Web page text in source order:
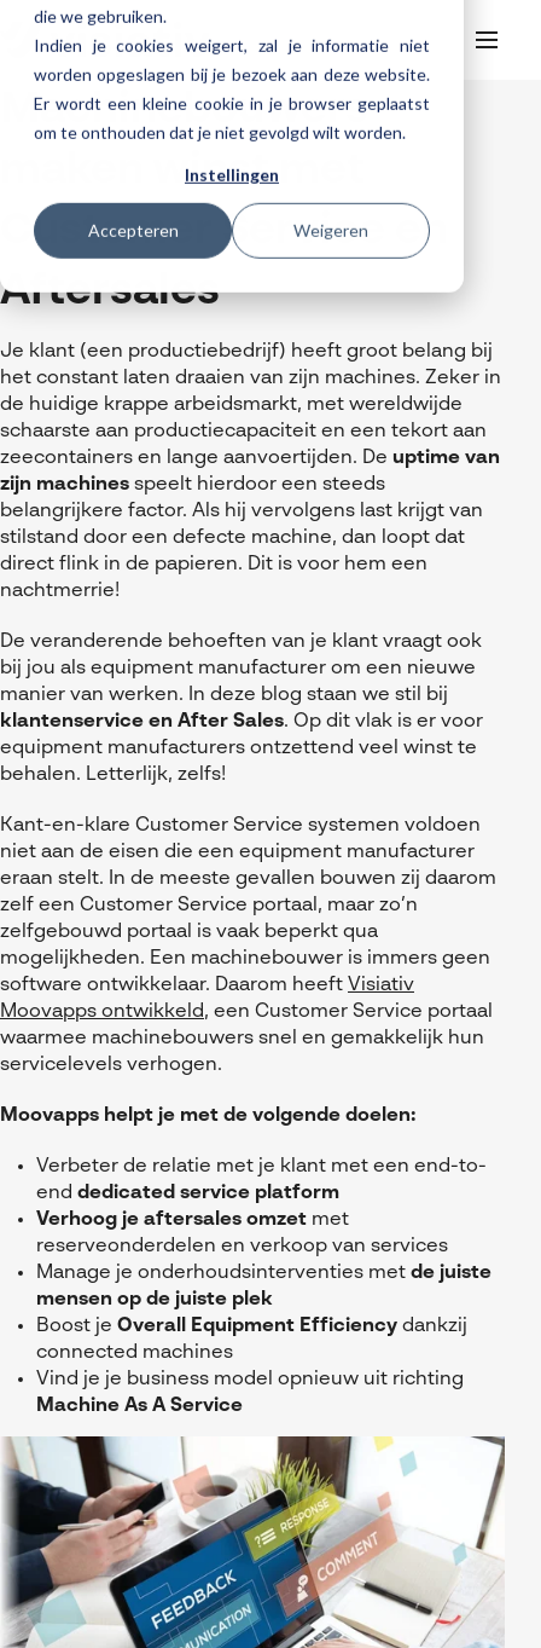
die we gebruiken.
Indien je cookies weigert, zal je informatie niet
worden opgeslagen bij je bezoek aan deze website.
Er wordt een kleine cookie in je browser geplaatst
om te onthouden dat je niet gevolgd wilt worden.
Instellingen
Accepteren Weigeren
HelpdeskWebinars
SOLIDWORKS Design
AI in SOLIDWORKS Design
SOLIDWORKS Design Ultimate
CATIA
nTopology
DriveWorks
DraftSight
Manufacturing
DELMIA
Databeheer & PLM
Visiativ PLM
ENOVIA
3DEXPERIENCE Cloud Simulation
SOLIDWORKS Simulation
Consultancy diensten
Meer
SOLIDWORKS Composer
SOLIDWORKS Visualize
SOLIDWORKS Electrical
Visiativ Customer Service
Spare Parts Platform
CATIA Composer
myCADtools
myPDMtools
Cloud services for SOLIDWORKS
Trainingen
Trainingskalender
My Visiativ Login
Onderhoudscontract SOLIDWORKS
Download SOLIDWORKS 2025
Over Visiativ
Ons bedrijf
Werken bij Visiativ
Nieuws
Evenementen
MyCAD Day 2026
Referenties
Acties en promoties
Kennis
FAQs SOLIDWORKS
Downloads
Contact
Machinebouwers
maken winst met
Customer Service en
Aftersales
Je klant (een productiebedrijf) heeft groot belang bij
het constant laten draaien van zijn machines. Zeker in
de huidige krappe arbeidsmarkt, met wereldwijde
schaarste aan productiecapaciteit en een tekort aan
zeecontainers en lange aanvoertijden. De uptime van
zijn machines speelt hierdoor een steeds
belangrijkere factor. Als hij vervolgens last krijgt van
stilstand door een defecte machine, dan loopt dat
direct flink in de papieren. Dit is voor hem een
nachtmerrie!
De veranderende behoeften van je klant vraagt ook
bij jou als equipment manufacturer om een nieuwe
manier van werken. In deze blog staan we stil bij
klantenservice en After Sales. Op dit vlak is er voor
equipment manufacturers ontzettend veel winst te
behalen. Letterlijk, zelfs!
Kant-en-klare Customer Service systemen voldoen
niet aan de eisen die een equipment manufacturer
eraan stelt. In de meeste gevallen bouwen zij daarom
zelf een Customer Service portaal, maar zo’n
zelfgebouwd portaal is vaak beperkt qua
mogelijkheden. Een machinebouwer is immers geen
software ontwikkelaar. Daarom heeft Visiativ
Moovapps ontwikkeld, een Customer Service portaal
waarmee machinebouwers snel en gemakkelijk hun
servicelevels verhogen.
Moovapps helpt je met de volgende doelen:
Verbeter de relatie met je klant met een end-to-
end dedicated service platform
Verhoog je aftersales omzet met
reserveonderdelen en verkoop van services
Manage je onderhoudsinterventies met de juiste
mensen op de juiste plek
Boost je Overall Equipment Efficiency dankzij
connected machines
Vind je je business model opnieuw uit richting
Machine As A Service